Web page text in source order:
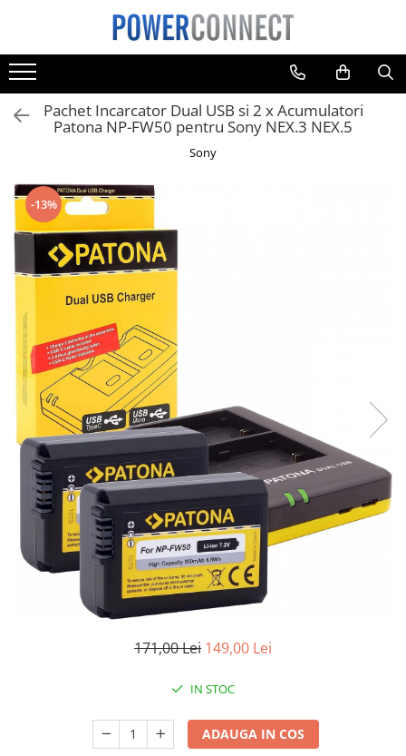
Toate Produsele
Sisteme filtrare apa
Sisteme filtrare apa
Aparate foto
Camere video
Telefoane mobile
Diverse
Adaptoare
Boxe portabile
Console
Gripuri
Laptop
POS/Scanere coduri de bare
Scule electrice
Smartwatch
Incarcatoare
Aparate foto
Pachet Incarcator Dual USB si 2 x Acumulatori
Patona NP-FW50 pentru Sony NEX.3 NEX.5
Sony
-13%
171,00 Lei 149,00 Lei
IN STOC
ADAUGA IN COS